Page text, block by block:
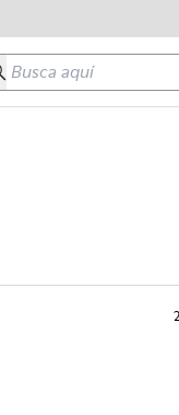
aquí
2